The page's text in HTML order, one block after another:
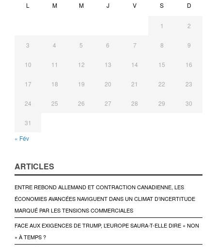
L M M J V S D
1 2
3 4 5 6 7 8 9
10 11 12 13 14 15 16
17 18 19 20 21 22 23
24 25 26 27 28 29 30
31
« Fév
ARTICLES
ENTRE REBOND ALLEMAND ET CONTRACTION CANADIENNE, LES
ÉCONOMIES AVANCÉES NAVIGUENT DANS UN CLIMAT D’INCERTITUDE
MARQUÉ PAR LES TENSIONS COMMERCIALES
FACE AUX EXIGENCES DE TRUMP, L’EUROPE SAURA-T-ELLE DIRE « NON
» À TEMPS ?